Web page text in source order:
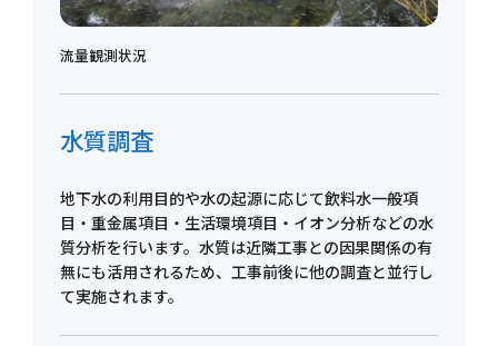
流量観測状況
水質調査
地下水の利用目的や水の起源に応じて飲料水一般項
目・重金属項目・生活環境項目・イオン分析などの水
質分析を行います。水質は近隣工事との因果関係の有
無にも活用されるため、工事前後に他の調査と並行し
て実施されます。